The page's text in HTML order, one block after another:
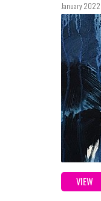
January 2022
VIEW